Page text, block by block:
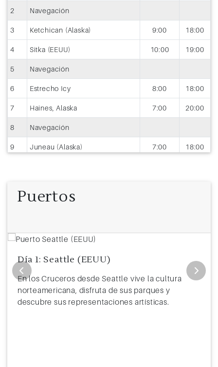
2 Navegación
3 Ketchican (Alaska) 9:00 18:00
4 Sitka (EEUU) 10:00 19:00
5 Navegación
6 Estrecho Icy 8:00 18:00
7 Haines, Alaska 7:00 20:00
8 Navegación
9 Juneau (Alaska) 7:00 18:00
14 Seattle (EEUU)
Puertos
Día 1: Seattle (EEUU)
En los Cruceros desde Seattle vive la cultura
norteamericana, disfruta de sus parques y
descubre sus representaciones artísticas.